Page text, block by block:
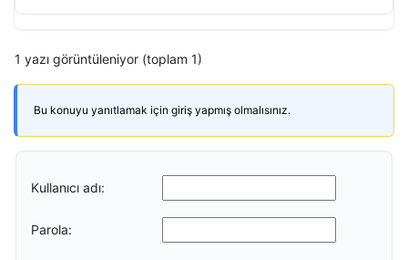
1 yazı görüntüleniyor (toplam 1)
Bu konuyu yanıtlamak için giriş yapmış olmalısınız.
Kullanıcı adı:
Parola: